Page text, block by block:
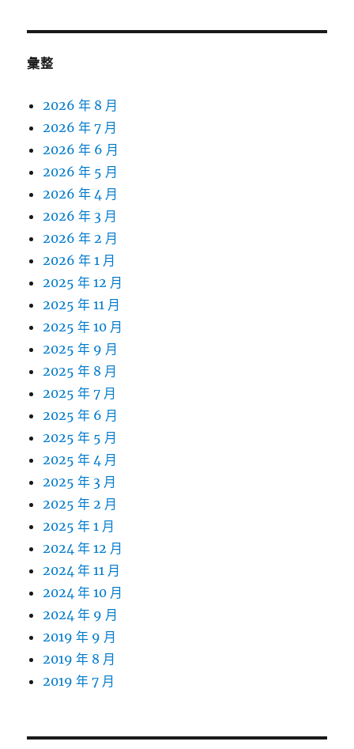
彙整
2026 年 8 月
2026 年 7 月
2026 年 6 月
2026 年 5 月
2026 年 4 月
2026 年 3 月
2026 年 2 月
2026 年 1 月
2025 年 12 月
2025 年 11 月
2025 年 10 月
2025 年 9 月
2025 年 8 月
2025 年 7 月
2025 年 6 月
2025 年 5 月
2025 年 4 月
2025 年 3 月
2025 年 2 月
2025 年 1 月
2024 年 12 月
2024 年 11 月
2024 年 10 月
2024 年 9 月
2019 年 9 月
2019 年 8 月
2019 年 7 月